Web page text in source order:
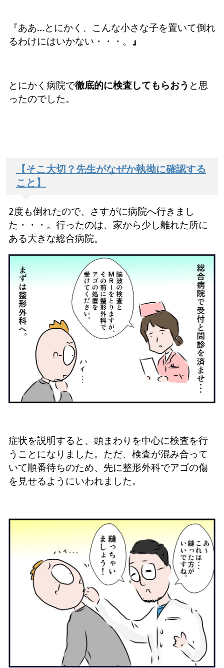
『ああ…とにかく、こんな小さな子を置いて倒れ
るわけにはいかない・・・。 』
とにかく病院で徹底的に検査してもらおう と思
ったのでした。
【そこ大切？先生がなぜか執拗に確認する
こと】
2度も倒れたので、さすがに病院へ行きまし
た・・・。 行ったのは、家から少し離れた所に
ある大きな総合病院。
症状を説明すると、頭まわりを中心に検査を行
うことになりました。 ただ、検査が混み合って
いて順番待ちのため、先に整形外科でアゴの傷
を見せるようにいわれました。